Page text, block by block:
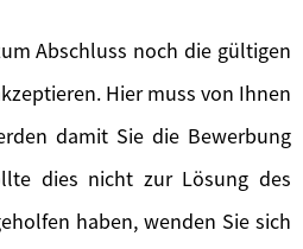
Abschluss noch die gültigen
Hier muss von Ihnen
damit Sie die Bewerbung
dies nicht zur Lösung des
haben, wenden Sie sich